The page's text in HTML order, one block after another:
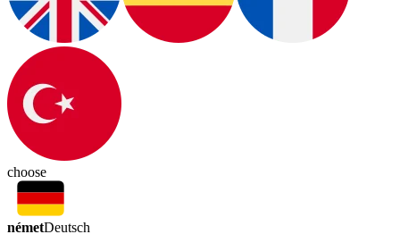
choose
németDeutsch